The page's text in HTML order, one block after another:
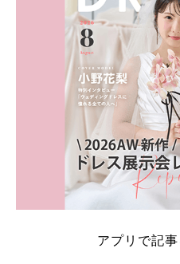
アプリで記